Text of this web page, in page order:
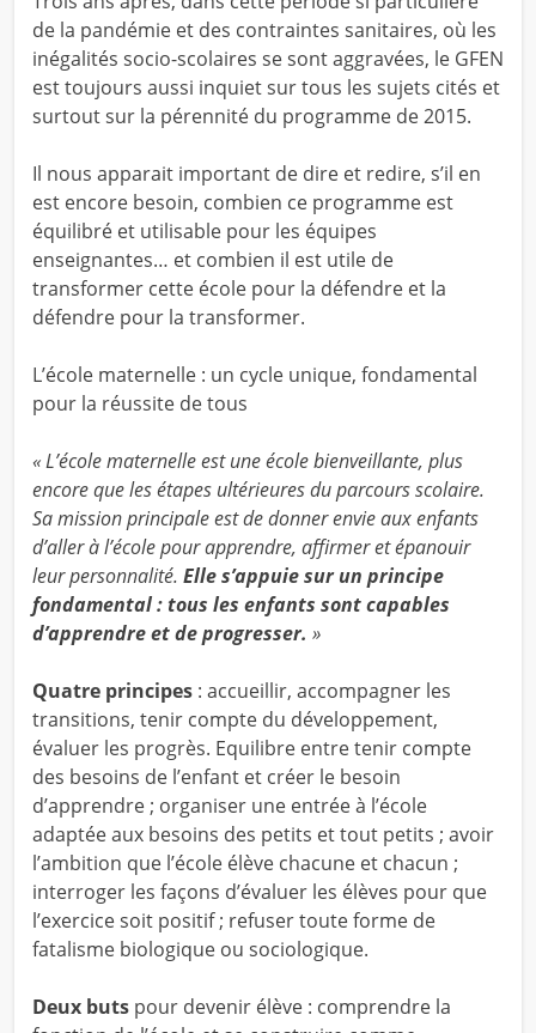
de la pandémie et des contraintes sanitaires, où les
inégalités socio-scolaires se sont aggravées, le GFEN
est toujours aussi inquiet sur tous les sujets cités et
surtout sur la pérennité du programme de 2015.
Il nous apparait important de dire et redire, s’il en
est encore besoin, combien ce programme est
équilibré et utilisable pour les équipes
enseignantes… et combien il est utile de
transformer cette école pour la défendre et la
défendre pour la transformer.
L’école maternelle : un cycle unique, fondamental
pour la réussite de tous
« L’école maternelle est une école bienveillante, plus
encore que les étapes ultérieures du parcours scolaire.
Sa mission principale est de donner envie aux enfants
d’aller à l’école pour apprendre, affirmer et épanouir
leur personnalité. Elle s’appuie sur un principe
fondamental : tous les enfants sont capables
d’apprendre et de progresser. »
Quatre principes: accueillir, accompagner les
transitions, tenir compte du développement,
évaluer les progrès. Equilibre entre tenir compte
des besoins de l’enfant et créer le besoin
d’apprendre ; organiser une entrée à l’école
adaptée aux besoins des petits et tout petits ; avoir
l’ambition que l’école élève chacune et chacun ;
interroger les façons d’évaluer les élèves pour que
l’exercice soit positif ; refuser toute forme de
fatalisme biologique ou sociologique.
Deux butspour devenir élève : comprendre la